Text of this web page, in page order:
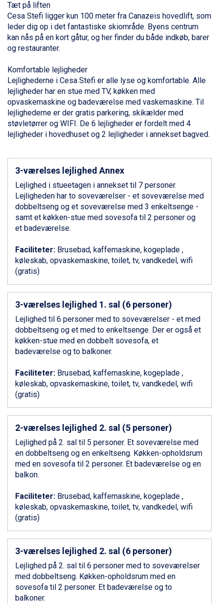
Cervinia fra DKK 5.295
Sölden fra DKK 8.445
Bad Hofgastein fra DKK 5.495
Passo Tonale fra DKK 3.795
Saalbach fra DKK 5.945
Sestriere fra DKK 4.395
Wagrain fra DKK 4.645
Ischgl fra DKK 7.095
Fieberbrunn fra DKK 6.145
St. Anton fra DKK 7.245
Zell am See fra DKK 4.095
Canazei fra DKK 4.745
Ponte di Legno fra DKK 4.745
Bad Gastein fra DKK 4.195
Alleghe fra DKK 5.595
Arabba fra DKK 7.045
Sauze dOulx fra DKK 4.045
La Thuile fra DKK 4.595
Val Thorens fra DKK 5.395
Sölden fra DKK 8.445
Bad Hofgastein fra DKK 5.495
Passo Tonale fra DKK 3.795
Saalbach fra DKK 5.945
Sestriere fra DKK 4.395
Wagrain fra DKK 4.645
Ischgl fra DKK 7.095
Fieberbrunn fra DKK 6.145
St. Anton fra DKK 7.245
Zell am See fra DKK 4.095
Livigno fra DKK 4.145
Ponte di Legno fra DKK 4.745
Bad Gastein fra DKK 4.195
Alleghe fra DKK 5.595
Arabba fra DKK 7.045
Sauze dOulx fra DKK 4.045
La Thuile fra DKK 4.595
Val Thorens fra DKK 5.395
Cervinia fra DKK 5.295
Sölden fra DKK 8.445
Passo Tonale fra DKK 3.795
Saalbach fra DKK 5.945
Champoluc fra DKK 3.795
Sestriere fra DKK 4.395
Wagrain fra DKK 4.645
Ischgl fra DKK 7.095
Fieberbrunn fra DKK 6.145
St. Anton fra DKK 7.245
Zell am See fra DKK 4.095
Canazei fra DKK 4.745
Livigno fra DKK 4.145
Tæt på liften
Cesa Stefi ligger kun 100 meter fra Canazeis hovedlift, som
leder dig op i det fantastiske skiområde. Byens centrum
kan nås på en kort gåtur, og her finder du både indkøb, barer
og restauranter.
Komfortable lejligheder
Lejlighederne i Cesa Stefi er alle lyse og komfortable. Alle
lejligheder har en stue med TV, køkken med
opvaskemaskine og badeværelse med vaskemaskine. Til
lejlighederne er der gratis parkering, skikælder med
støvletørrer og WIFI. De 6 lejligheder er fordelt med 4
lejligheder i hovedhuset og 2 lejligheder i annekset bagved.
3-værelses lejlighed Annex
Lejlighed i stueetagen i annekset til 7 personer.
Lejligheden har to soveværelser - et soveværelse med
dobbeltseng og et soveværelse med 3 enkeltsenge -
samt et køkken-stue med sovesofa til 2 personer og
et badeværelse.
Faciliteter: Brusebad, kaffemaskine, kogeplade ,
køleskab, opvaskemaskine, toilet, tv, vandkedel, wifi
(gratis)
3-værelses lejlighed 1. sal (6 personer)
Lejlighed til 6 personer med to soveværelser - et med
dobbeltseng og et med to enkeltsenge. Der er også et
køkken-stue med en dobbelt sovesofa, et
badeværelse og to balkoner.
Faciliteter: Brusebad, kaffemaskine, kogeplade ,
køleskab, opvaskemaskine, toilet, tv, vandkedel, wifi
(gratis)
2-værelses lejlighed 2. sal (5 personer)
Lejlighed på 2. sal til 5 personer. Et soveværelse med
en dobbeltseng og en enkeltseng. Køkken-opholdsrum
med en sovesofa til 2 personer. Et badeværelse og en
balkon.
Faciliteter: Brusebad, kaffemaskine, kogeplade ,
køleskab, opvaskemaskine, toilet, tv, vandkedel, wifi
(gratis)
3-værelses lejlighed 2. sal (6 personer)
Lejlighed på 2. sal til 6 personer med to soveværelser
med dobbeltseng. Køkken-opholdsrum med en
sovesofa til 2 personer. Et badeværelse og to
balkoner.